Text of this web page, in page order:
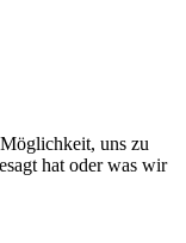
uns zu
hat oder was wir